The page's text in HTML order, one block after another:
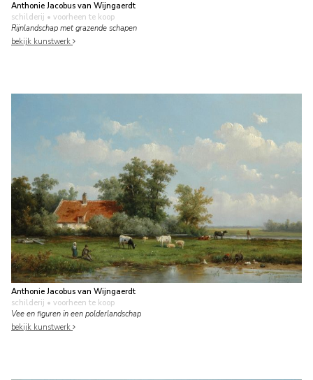
Anthonie Jacobus van Wijngaerdt
schilderij • voorheen te koop
Rijnlandschap met grazende schapen
bekijk kunstwerk
Anthonie Jacobus van Wijngaerdt
schilderij • voorheen te koop
Vee en figuren in een polderlandschap
bekijk kunstwerk